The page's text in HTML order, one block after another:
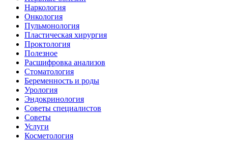
Наркология
Онкология
Пульмонология
Пластическая хирургия
Проктология
Полезное
Расшифровка анализов
Стоматология
Беременность и роды
Урология
Эндокринология
Советы специалистов
Советы
Услуги
Косметология